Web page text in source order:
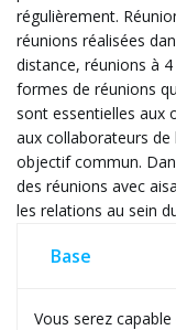
régulièrement.
réunions réalisées
distance, réunions à
formes de réunions
sont essentielles aux
aux collaborateurs de
objectif commun.
des réunions avec
les relations au sein
Base
Vous serez capable